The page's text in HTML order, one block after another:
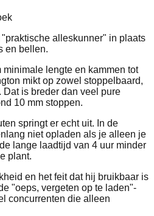
alleskunner" in plaats
en bellen.
minimale lengte en kammen tot
mikt op zowel stoppelbaard,
is breder dan veel pure
10 mm stoppen.
springt er echt uit. In de
niet opladen als je alleen je
lange laadtijd van 4 uur minder
plant.
en het feit dat hij bruikbaar is
"oeps, vergeten op te laden"-
concurrenten die alleen